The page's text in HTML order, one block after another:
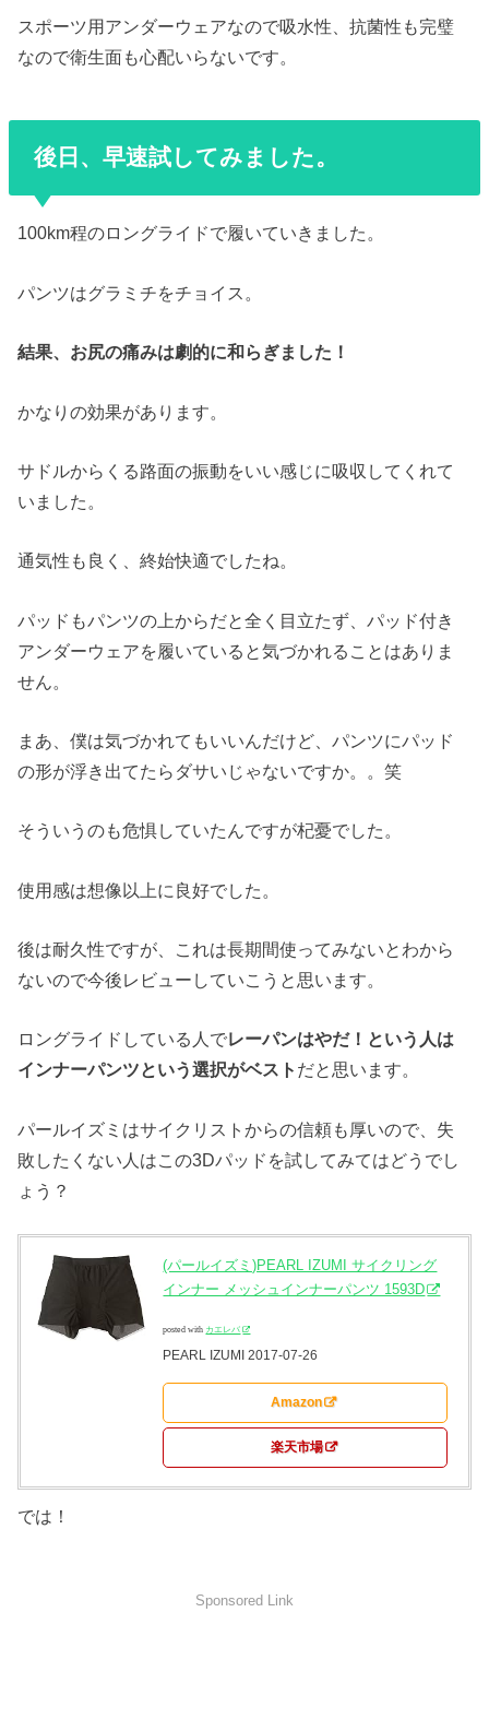
スポーツ用アンダーウェアなので吸水性、抗菌性も完璧
なので衛生面も心配いらないです。
後日、早速試してみました。
100km程のロングライドで履いていきました。
パンツはグラミチをチョイス。
結果、 お尻の痛みは劇的に和らぎました！
かなりの効果があります。
サドルからくる路面の振動をいい感じに吸収してくれて
いました。
通気性も良く、終始快適でしたね。
パッドもパンツの上からだと全く目立たず、パッド付き
アンダーウェアを履いていると気づかれることはありま
せん。
まあ、僕は気づかれてもいいんだけど、パンツにパッド
の形が浮き出てたらダサいじゃないですか。。笑
そういうのも危惧していたんですが杞憂でした。
使用感は想像以上に良好でした。
後は耐久性ですが、これは長期間使ってみないとわから
ないので今後レビューしていこうと思います。
ロングライドしている人でレーパンはやだ！という人は
インナーパンツという選択がベスト だと思います。
パールイズミはサイクリストからの信頼も厚いので、失
敗したくない人はこの3Dパッドを試してみてはどうでし
ょう？
(パールイズミ)PEARL IZUMI サイクリング
インナー メッシュインナーパンツ 1593D
posted with カエレバ
PEARL IZUMI 2017-07-26
Amazon
楽天市場
では！
Sponsored Link